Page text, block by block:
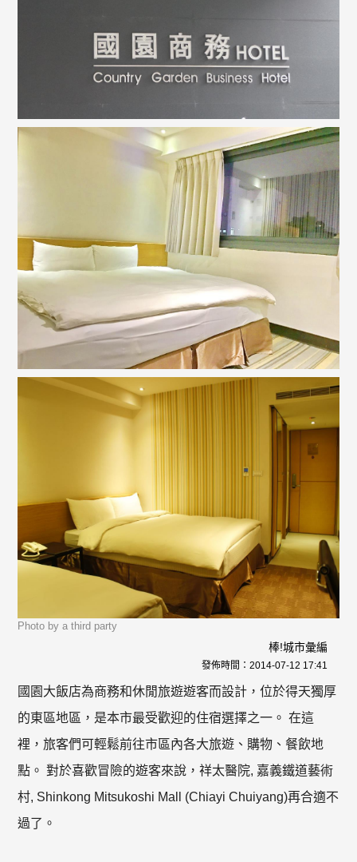
Photo by a third party
棒!城市彙編
發佈時間： 2014-07-12 17:41
國園大飯店為商務和休閒旅遊遊客而設計，位於得天獨厚
的東區地區，是本市最受歡迎的住宿選擇之一。 在這
裡，旅客們可輕鬆前往市區內各大旅遊、購物、餐飲地
點。 對於喜歡冒險的遊客來說，祥太醫院, 嘉義鐵道藝術
村, Shinkong Mitsukoshi Mall (Chiayi Chuiyang)再合適不
過了。